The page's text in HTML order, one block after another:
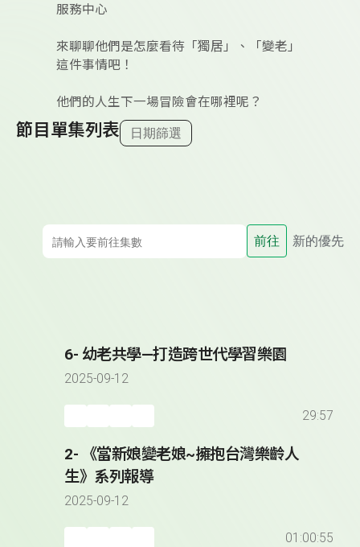
服務中心
來聊聊他們是怎麼看待「獨居」、「變老」
這件事情吧！
他們的人生下一場冒險會在哪裡呢？
節目單集列表 日期篩選
前往 新的優先
6- 幼老共學—打造跨世代學習樂園
2025-09-12
29:57
2- 《當新娘變老娘~擁抱台灣樂齡人
生》系列報導
2025-09-12
01:00:55